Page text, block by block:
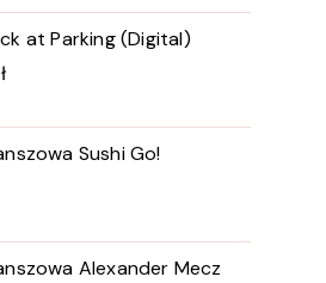
at Parking (Digital)
Sushi Go!
Alexander Mecz